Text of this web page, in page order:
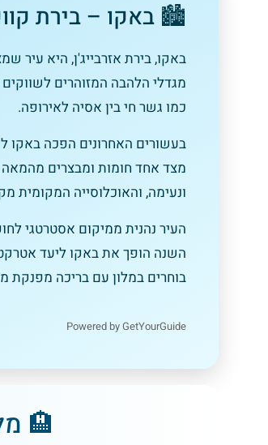
🏙️ באקו – בירת
באקו, בירת אזרבייג'ן, היא עיר
מגדלי הלהבה המזוהרים
כמו גשר חי בין אסיה לאירופה.
בעשורים האחרונים הפכה באקו
ונעימה, והאוכלוסייה המקומית
העיר נהנית ממיקום אסטרטגי
השנה הופך את באקו ליעד
בוחרים במלון עם בריכה מפנקת
Powered by GetYourGuide
🏨
טיסות
טיסה זולה?
פה!